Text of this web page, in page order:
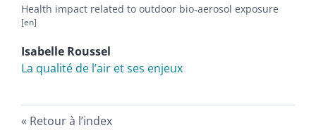
Health impact related to outdoor bio-aerosol exposure
Isabelle Roussel
La qualité de l’air et ses enjeux
Retour à l’index